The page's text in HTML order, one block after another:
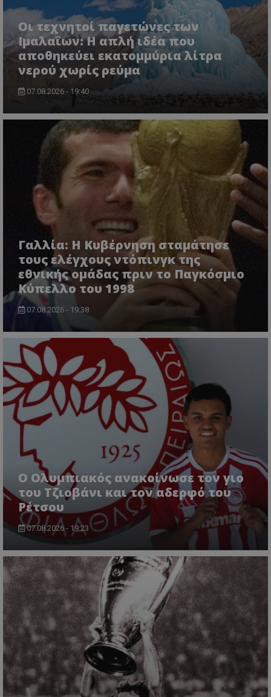
Οι τεχνητοί παγετώνες των
Ιμαλαΐων: Η απλή ιδέα που
αποθηκεύει εκατομμύρια λίτρα
νερού χωρίς ρεύμα
07.08.2026 - 19:40
Γαλλία: Η Κυβέρνηση σταμάτησε
τους ελέγχους ντόπινγκ της
εθνικής ομάδας πριν το Παγκόσμιο
Κύπελλο του 1998
07.08.2026 - 19:38
Ο Ολυμπιακός ανακοίνωσε τον γιο
του Τζιοβάνι και τον αδερφό του
Ρέτσου
07.08.2026 - 19:23